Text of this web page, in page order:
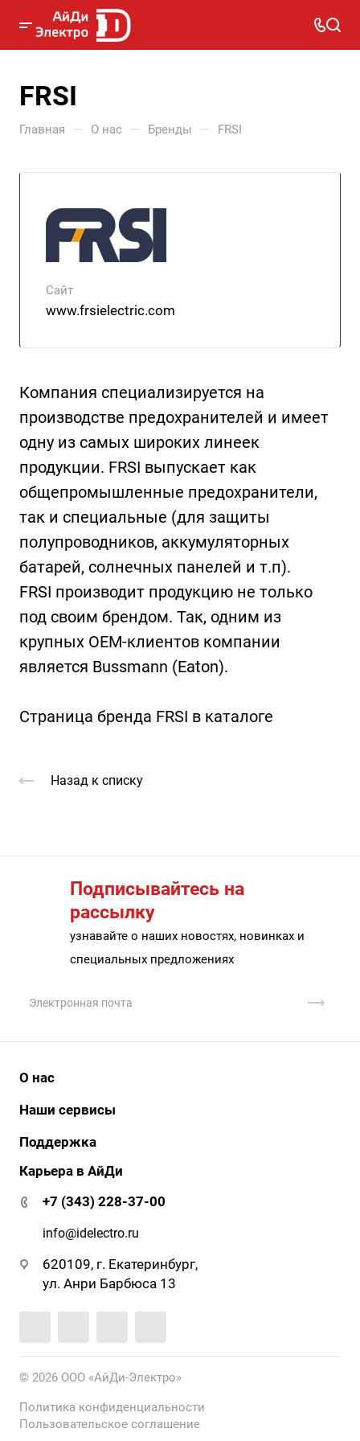
FRSI
Главная — О нас — Бренды — FRSI
Сайт
www.frsielectric.com
Компания специализируется на
производстве предохранителей и имеет
одну из самых широких линеек
продукции. FRSI выпускает как
общепромышленные предохранители,
так и специальные (для защиты
полупроводников, аккумуляторных
батарей, солнечных панелей и т.п).
FRSI производит продукцию не только
под своим брендом. Так, одним из
крупных ОЕМ-клиентов компании
является Bussmann (Eaton).
Страница бренда FRSI в каталоге
Назад к списку
Подписывайтесь на
рассылку
узнавайте о наших новостях, новинках и
специальных предложениях
О нас
История
Сертификаты
АйДи-тур
Реквизиты
Наши сервисы
АйДи бизнес
АйДи-тур
ЭДО
Поддержка
Документация и ПО
Гарантия и сервис
Карьера в АйДи
+7 (343) 228-37-00
info@idelectro.ru
620109, г. Екатеринбург,
ул. Анри Барбюса 13
© 2026 ООО «АйДи-Электро»
Политика конфиденциальности
Пользовательское соглашение